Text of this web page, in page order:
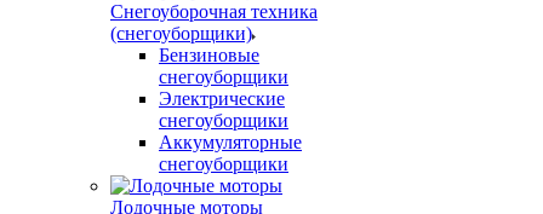
Снегоуборочная техника
(снегоуборщики)
Бензиновые
снегоуборщики
Электрические
снегоуборщики
Аккумуляторные
снегоуборщики
Лодочные моторы